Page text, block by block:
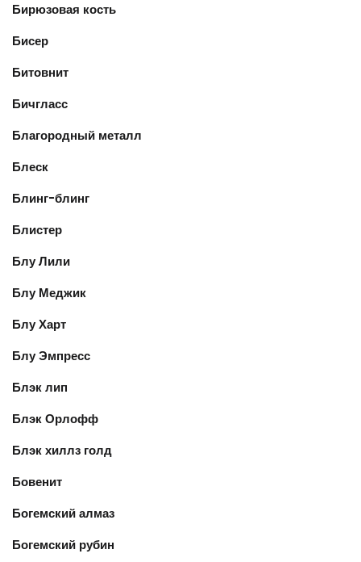
Бирюзовая кость
Бисер
Битовнит
Бичгласс
Благородный металл
Блеск
Блинг-блинг
Блистер
Блу Лили
Блу Меджик
Блу Харт
Блу Эмпресс
Блэк лип
Блэк Орлофф
Блэк хиллз голд
Бовенит
Богемский алмаз
Богемский рубин